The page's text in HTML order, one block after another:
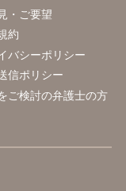
・ご要望
約
バシーポリシー
信ポリシー
ご検討の弁護士の方